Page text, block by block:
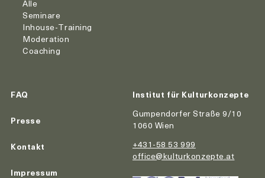
Alle
Seminare
Inhouse-Training
Moderation
Coaching
FAQ
Presse
Kontakt
Impressum
Institut für Kulturkonzepte
Gumpendorfer Straße 9/10
1060 Wien
+431-58 53 999
office@kulturkonzepte.at